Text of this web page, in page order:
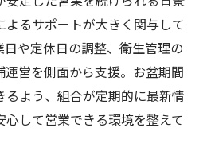
よるサポートが大きく関与して
や定休日の調整、衛生管理の
運営を側面から支援。お盆期間
よう、組合が定期的に最新情
して営業できる環境を整えて